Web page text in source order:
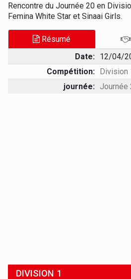
Rencontre du Journée 20 en
Femina White Star et Sinaai Girls.
Résumé
Date: 12/04/
Compétition: Division
journée: Journée
DIVISION 1